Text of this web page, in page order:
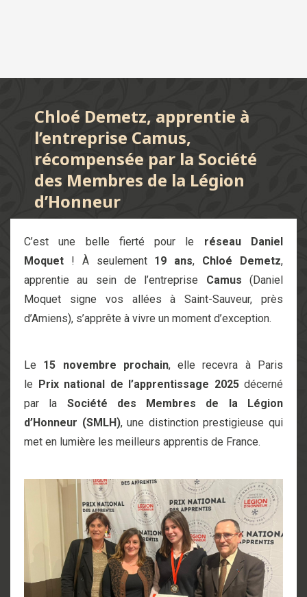
Chloé Demetz, apprentie à
l’entreprise Camus,
récompensée par la Société
des Membres de la Légion
d’Honneur
C’est une belle fierté pour le réseau Daniel
Moquet ! À seulement 19 ans, Chloé Demetz,
apprentie au sein de l’entreprise Camus (Daniel
Moquet signe vos allées à Saint-Sauveur, près
d’Amiens), s’apprête à vivre un moment d’exception.
Le 15 novembre prochain, elle recevra à Paris
le Prix national de l’apprentissage 2025décerné
par la Société des Membres de la Légion
d’Honneur (SMLH), une distinction prestigieuse qui
met en lumière les meilleurs apprentis de France.